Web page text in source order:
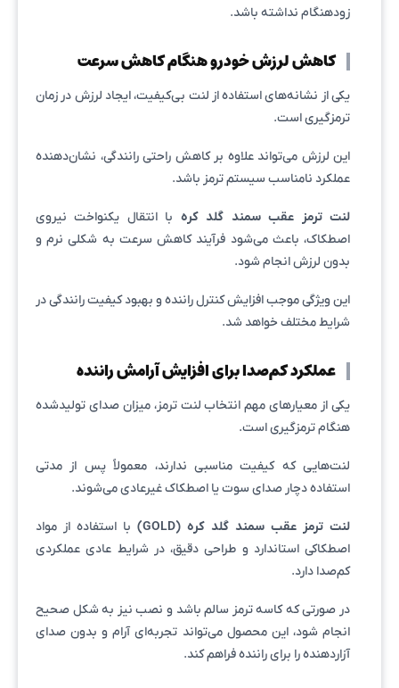
زودهنگام نداشته باشد.
کاهش لرزش خودرو هنگام کاهش سرعت
یکی از نشانه‌های استفاده از لنت بی‌کیفیت، ایجاد لرزش در زمان
ترمزگیری است.
این لرزش می‌تواند علاوه بر کاهش راحتی رانندگی، نشان‌دهنده
عملکرد نامناسب سیستم ترمز باشد.
لنت ترمز عقب سمند گلد کره با انتقال یکنواخت نیروی
اصطکاک، باعث می‌شود فرآیند کاهش سرعت به شکلی نرم و
بدون لرزش انجام شود.
این ویژگی موجب افزایش کنترل راننده و بهبود کیفیت رانندگی در
شرایط مختلف خواهد شد.
عملکرد کم‌صدا برای افزایش آرامش راننده
یکی از معیارهای مهم انتخاب لنت ترمز، میزان صدای تولیدشده
هنگام ترمزگیری است.
لنت‌هایی که کیفیت مناسبی ندارند، معمولاً پس از مدتی
استفاده دچار صدای سوت یا اصطکاک غیرعادی می‌شوند.
لنت ترمز عقب سمند گلد کره (GOLD)
با استفاده از مواد
اصطکاکی استاندارد و طراحی دقیق، در شرایط عادی عملکردی
کم‌صدا دارد.
در صورتی که کاسه ترمز سالم باشد و نصب نیز به شکل صحیح
انجام شود، این محصول می‌تواند تجربه‌ای آرام و بدون صدای
آزاردهنده را برای راننده فراهم کند.